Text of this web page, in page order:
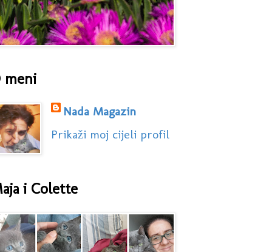
meni
Nada Magazin
Prikaži moj cijeli profil
i Colette